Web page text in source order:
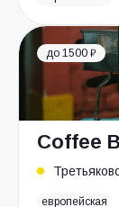
до 1500 ₽
Coffee
европейская